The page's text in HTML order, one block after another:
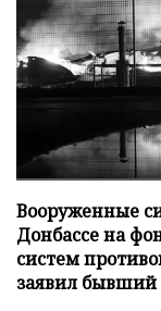
Вооруженные
Донбассе на
систем
заявил бывший